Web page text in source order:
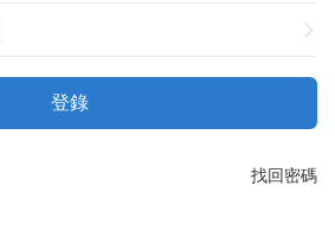
登錄
找回密碼